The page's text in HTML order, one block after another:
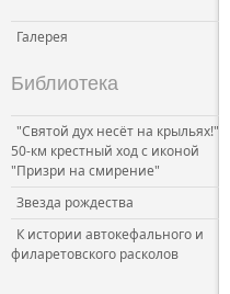
Галерея
Библиотека
"Святой дух несёт на крыльях!"
50-км крестный ход с иконой
"Призри на смирение"
Звезда рождества
К истории автокефального и
филаретовского расколов